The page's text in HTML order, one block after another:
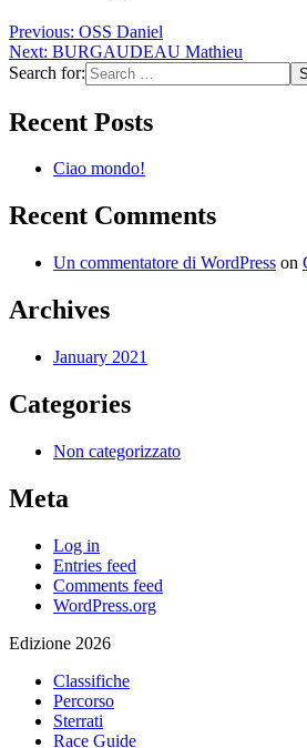
Previous: OSS Daniel
Next: BURGAUDEAU Mathieu
Search for:
Recent Posts
Ciao mondo!
Recent Comments
Un commentatore di WordPress on
Archives
January 2021
Categories
Non categorizzato
Meta
Log in
Entries feed
Comments feed
WordPress.org
Edizione 2026
Classifiche
Percorso
Sterrati
Race Guide